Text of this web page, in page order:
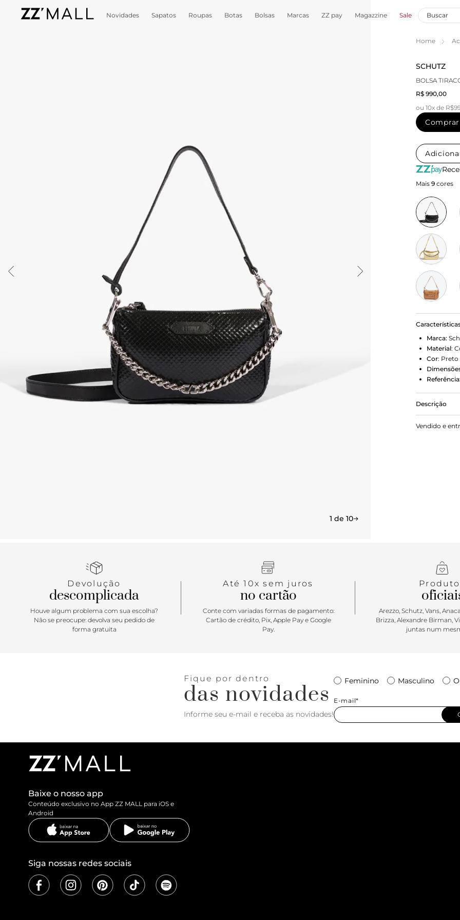
Novidades Sapatos Roupas Botas Bolsas Marcas ZZ pay Magazzine Sale
1 de 10
Home
SCHUTZ
BOLSA
R$ 990,00
ou 10x de
Comprar
Mais 9 cores
Marca:
Material:
Cor: Preto
Referência:
Descrição
Prepare-se
lembra os
Vendido e
Devolução
descomplicada
Houve algum problema com sua escolha?
Não se preocupe: devolva seu pedido de
forma gratuita
Até 10x sem juros
no cartão
Conte com variadas formas de pagamento:
Cartão de crédito, Pix, Apple Pay e Google
Pay.
Arezzo, Schutz, Vans,
Brizza, Alexandre Birman,
juntas num
Fique por dentro
das novidades
Informe seu e-mail e receba as novidades!
Feminino Masculino
E-mail*
Baixe o nosso app
Conteúdo exclusivo no App ZZ MALL para iOS e
Android
Siga nossas redes sociais